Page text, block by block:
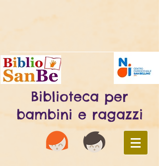
Biblioteca per
bambini e ragazzi